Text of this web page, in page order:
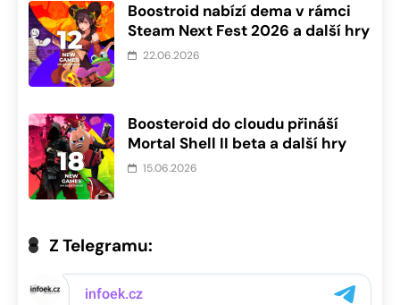
Boostroid nabízí dema v rámci
Steam Next Fest 2026 a další hry
22.06.2026
Boosteroid do cloudu přináší
Mortal Shell II beta a další hry
15.06.2026
Z Telegramu: